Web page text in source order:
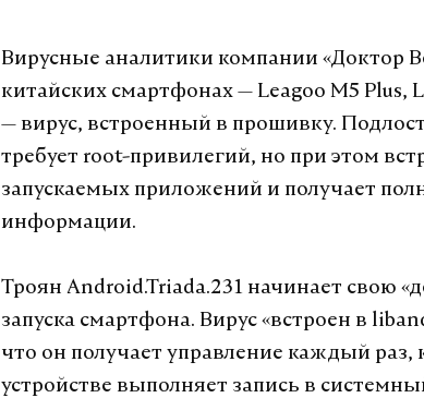
Вирусные аналитики компании «Доктор
китайских смартфонах — Leagoo M5 Plus,
— вирус, встроенный в прошивку.
требует root-привилегий, но при этом
запускаемых приложений и получает
информации.
Троян Android.Triada.231 начинает свою
запуска смартфона. Вирус «встроен в
что он получает управление каждый
устройстве выполняет запись в